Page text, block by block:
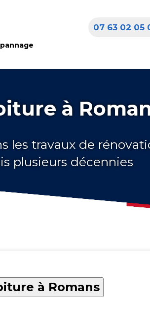
07 63 02 05
à
les travaux de
plusieurs décennies
à Romans